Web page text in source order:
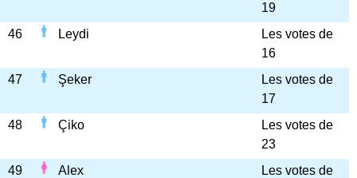
19
46
Leydi
Les votes de
16
47
Şeker
Les votes de
17
48
Çiko
Les votes de
23
49
Alex
Les votes de